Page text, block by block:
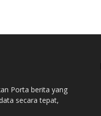
Porta berita yang
secara tepat,